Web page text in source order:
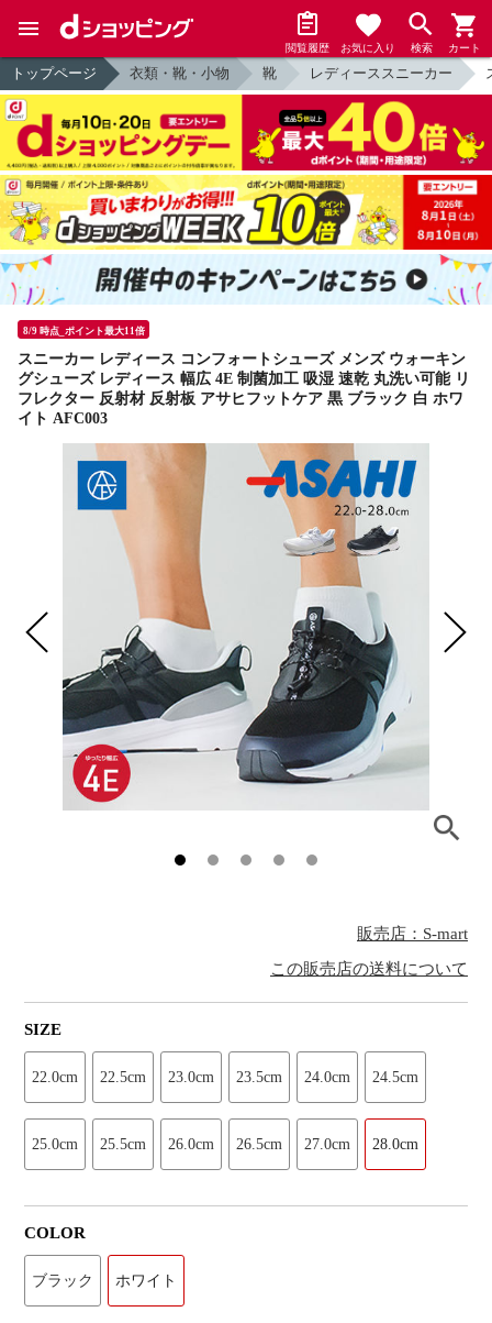
閲覧履歴 お気に入り 検索 カート
トップページ 衣類・靴・小物 靴 レディーススニーカー
8/9 時点_ポイント最大11倍
スニーカー レディース コンフォートシューズ メンズ ウォーキン
グシューズ レディース 幅広 4E 制菌加工 吸湿 速乾 丸洗い可能 リ
フレクター 反射材 反射板 アサヒフットケア 黒 ブラック 白 ホワ
イト AFC003
販売店：S-mart
この販売店の送料について
SIZE
22.0cm 22.5cm 23.0cm 23.5cm 24.0cm 24.5cm
25.0cm 25.5cm 26.0cm 26.5cm 27.0cm 28.0cm
COLOR
ブラック ホワイト